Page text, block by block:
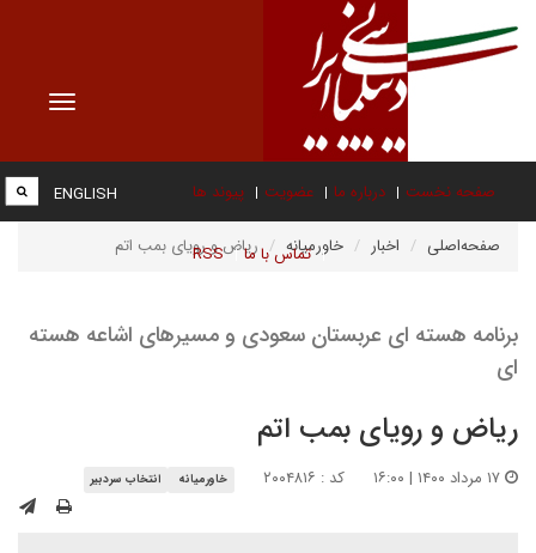
Toggle
صفحه نخست درباره ما عضویت پیوند ها
تماس با ما RSS
ENGLISH
صفحه‌اصلی اخبار خاورمیانه ریاض و رویای بمب اتم
برنامه هسته ای عربستان سعودی و مسیرهای اشاعه هسته
ای
ریاض و رویای بمب اتم
کد : ۲۰۰۴۸۱۶ خاورمیانه انتخاب سردبیر